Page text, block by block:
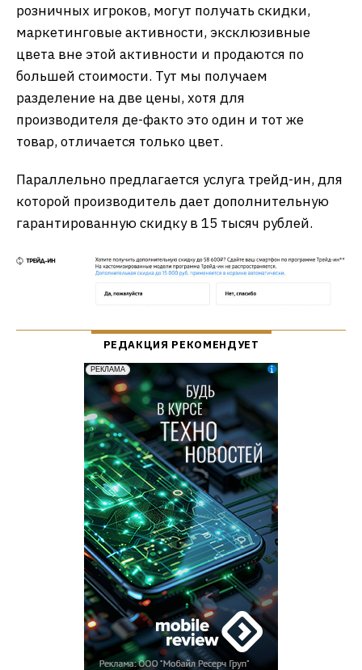
розничных игроков, могут получать скидки,
маркетинговые активности, эксклюзивные
цвета вне этой активности и продаются по
большей стоимости. Тут мы получаем
разделение на две цены, хотя для
производителя де-факто это один и тот же
товар, отличается только цвет.
Параллельно предлагается услуга трейд-ин, для
которой производитель дает дополнительную
гарантированную скидку в 15 тысяч рублей.